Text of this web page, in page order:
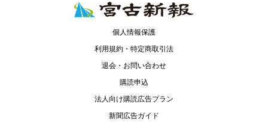
個人情報保護
利用規約・特定商取引法
退会・お問い合わせ
購読申込
法人向け購読広告プラン
新聞広告ガイド